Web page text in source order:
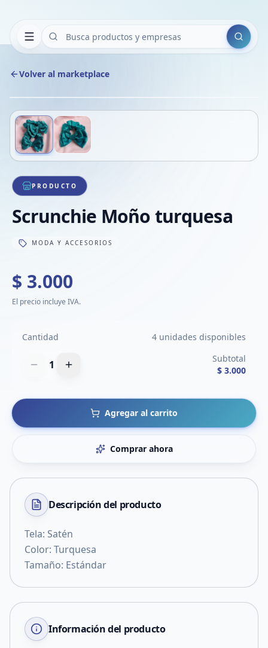
Buscar
Volver al marketplace
1/2
PRODUCTO
Scrunchie Moño turquesa
MODA Y ACCESORIOS
$ 3.000
El precio incluye IVA.
Cantidad 4 unidades disponibles
1
Subtotal
$ 3.000
Agregar al carrito
Comprar ahora
Descripción del producto
Tela: Satén
Color: Turquesa
Tamaño: Estándar
Información del producto